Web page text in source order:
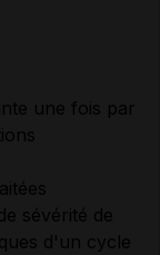
une fois par
sévérité de
d'un cycle